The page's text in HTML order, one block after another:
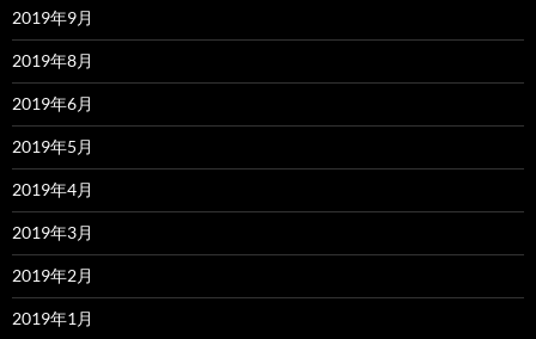
2019年9月
2019年8月
2019年6月
2019年5月
2019年4月
2019年3月
2019年2月
2019年1月